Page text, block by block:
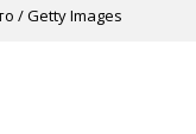
/ Getty Images